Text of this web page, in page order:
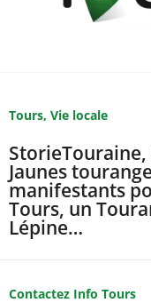
Tours, Vie locale
Jaunes
manifestants
Tours, un
Lépine…
Contactez Info Tours